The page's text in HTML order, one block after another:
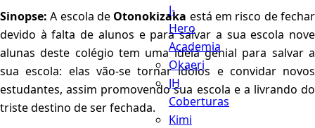
J-
Hero
Academia
Okaeri
JH
Coberturas
Kimi
Sinopse:A escola de Otonokizaka está em risco de fechar
devido à falta de alunos e para salvar a sua escola nove
alunas deste colégio tem uma ideia genial para salvar a
sua escola: elas vão-se tornar ídolos e convidar novos
estudantes, assim promovendo sua escola e a livrando do
triste destino de ser fechada.